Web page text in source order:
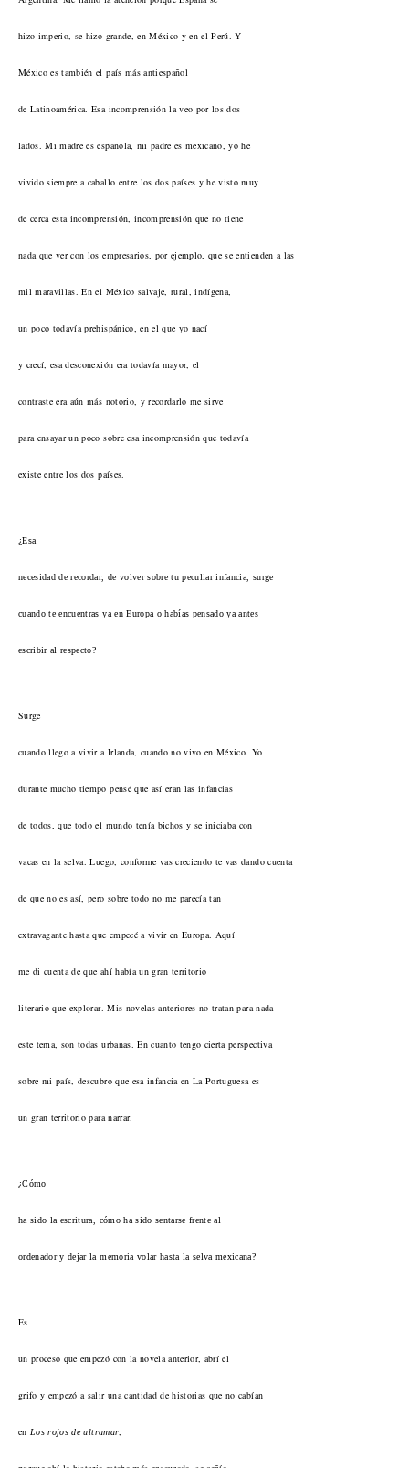
hizo imperio, se hizo grande, en México y en el Perú. Y
México es también el país más antiespañol
de Latinoamérica. Esa incomprensión la veo por los dos
lados. Mi madre es española, mi padre es mexicano, yo he
vivido siempre a caballo entre los dos países y he visto muy
de cerca esta incomprensión, incomprensión que no tiene
nada que ver con los empresarios, por ejemplo, que se entienden a las
mil maravillas. En el México salvaje, rural, indígena,
un poco todavía prehispánico, en el que yo nací
y crecí, esa desconexión era todavía mayor, el
contraste era aún más notorio, y recordarlo me sirve
para ensayar un poco sobre esa incomprensión que todavía
existe entre los dos países.
¿Esa
necesidad de recordar, de volver sobre tu peculiar infancia, surge
cuando te encuentras ya en Europa o habías pensado ya antes
escribir al respecto?
Surge
cuando llego a vivir a Irlanda, cuando no vivo en México. Yo
durante mucho tiempo pensé que así eran las infancias
de todos, que todo el mundo tenía bichos y se iniciaba con
vacas en la selva. Luego, conforme vas creciendo te vas dando cuenta
de que no es así, pero sobre todo no me parecía tan
extravagante hasta que empecé a vivir en Europa. Aquí
me di cuenta de que ahí había un gran territorio
literario que explorar. Mis novelas anteriores no tratan para nada
este tema, son todas urbanas. En cuanto tengo cierta perspectiva
sobre mi país, descubro que esa infancia en La Portuguesa es
un gran territorio para narrar.
¿Cómo
ha sido la escritura, cómo ha sido sentarse frente al
ordenador y dejar la memoria volar hasta la selva mexicana?
Es
un proceso que empezó con la novela anterior, abrí el
grifo y empezó a salir una cantidad de historias que no cabían
enLos rojos de ultramar,